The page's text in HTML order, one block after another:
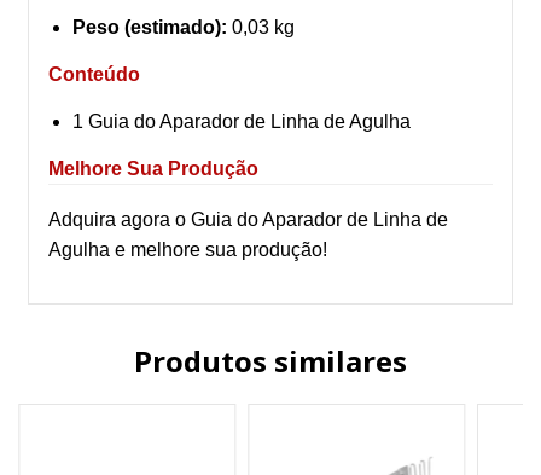
Peso (estimado): 0,03 kg
Conteúdo
1 Guia do Aparador de Linha de Agulha
Melhore Sua Produção
Adquira agora o Guia do Aparador de Linha de
Agulha e melhore sua produção!
Produtos similares